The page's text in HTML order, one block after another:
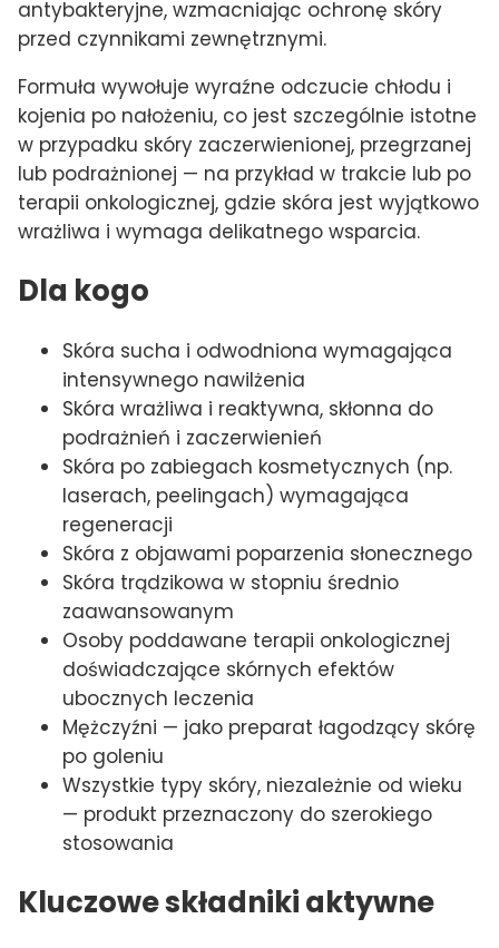
antybakteryjne, wzmacniając ochronę skóry
przed czynnikami zewnętrznymi.
Formuła wywołuje wyraźne odczucie chłodu i
kojenia po nałożeniu, co jest szczególnie istotne
w przypadku skóry zaczerwienionej, przegrzanej
lub podrażnionej — na przykład w trakcie lub po
terapii onkologicznej, gdzie skóra jest wyjątkowo
wrażliwa i wymaga delikatnego wsparcia.
Dla kogo
Skóra sucha i odwodniona wymagająca
intensywnego nawilżenia
Skóra wrażliwa i reaktywna, skłonna do
podrażnień i zaczerwienień
Skóra po zabiegach kosmetycznych (np.
laserach, peelingach) wymagająca
regeneracji
Skóra z objawami poparzenia słonecznego
Skóra trądzikowa w stopniu średnio
zaawansowanym
Osoby poddawane terapii onkologicznej
doświadczające skórnych efektów
ubocznych leczenia
Mężczyźni — jako preparat łagodzący skórę
po goleniu
Wszystkie typy skóry, niezależnie od wieku
— produkt przeznaczony do szerokiego
stosowania
Kluczowe składniki aktywne